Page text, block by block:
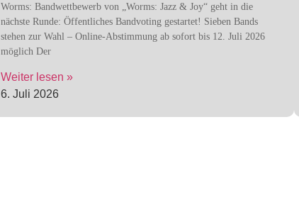
Worms: Bandwettbewerb von „Worms: Jazz & Joy“ geht in die
nächste Runde: Öffentliches Bandvoting gestartet! Sieben Bands
stehen zur Wahl – Online-Abstimmung ab sofort bis 12. Juli 2026
möglich Der
Weiter lesen »
6. Juli 2026